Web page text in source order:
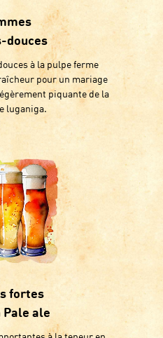
douces
à la pulpe ferme
pour un mariage
piquante de la
luganiga.
fortes
Pale ale